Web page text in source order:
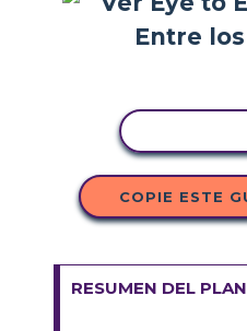
COPIE ESTE
RESUMEN DEL